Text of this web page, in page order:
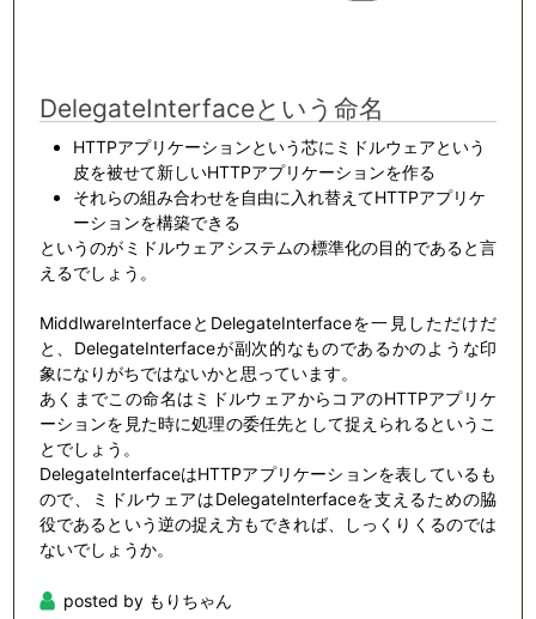
DelegateInterfaceという命名
HTTPアプリケーションという芯にミドルウェアという
皮を被せて新しいHTTPアプリケーションを作る
それらの組み合わせを自由に入れ替えてHTTPアプリケ
ーションを構築できる
というのがミドルウェアシステムの標準化の目的であると言
えるでしょう。
MiddlwareInterfaceとDelegateInterfaceを一見しただけだ
と、DelegateInterfaceが副次的なものであるかのような印
象になりがちではないかと思っています。
あくまでこの命名はミドルウェアからコアのHTTPアプリケ
ーションを見た時に処理の委任先として捉えられるというこ
とでしょう。
DelegateInterfaceはHTTPアプリケーションを表しているも
ので、ミドルウェアはDelegateInterfaceを支えるための脇
役であるという逆の捉え方もできれば、しっくりくるのでは
ないでしょうか。
posted by もりちゃん